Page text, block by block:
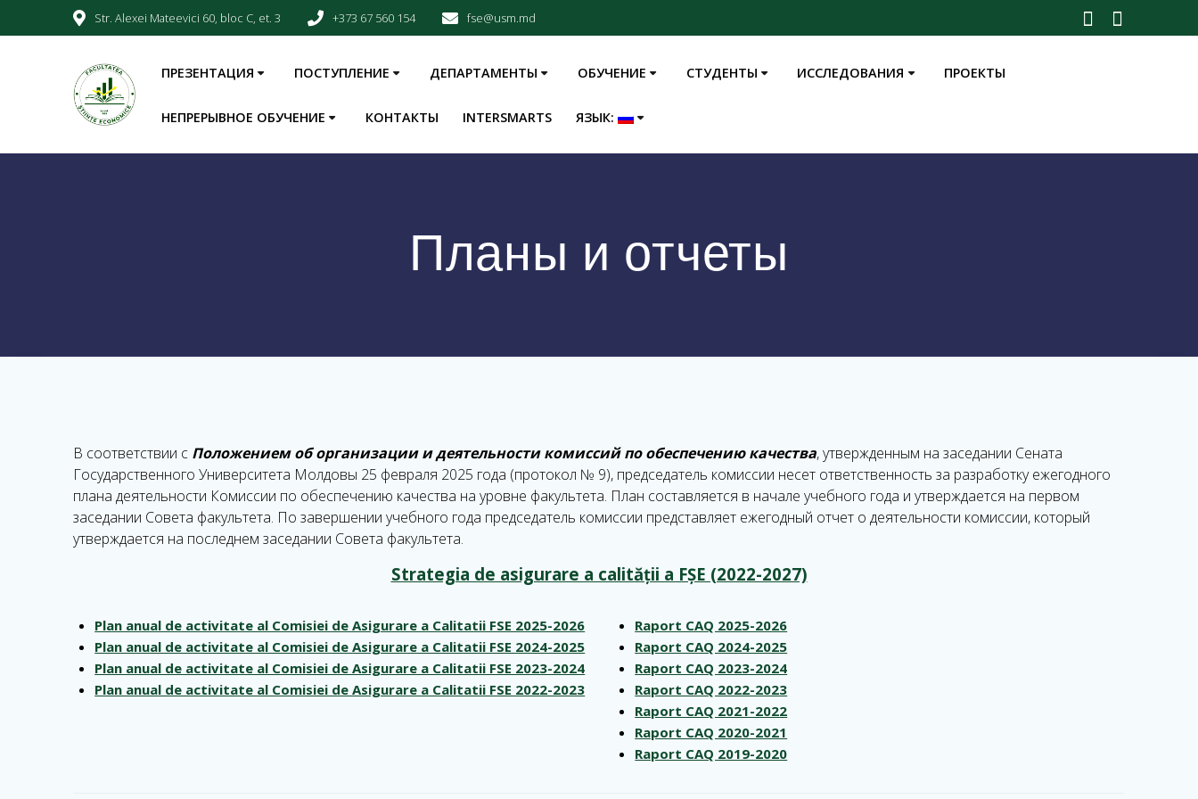
Str. Alexei Mateevici 60, bloc C, et. 3 +373 67 560 154 fse@usm.md
ПРЕЗЕНТАЦИЯ ПОСТУПЛЕНИЕ ДЕПАРТАМЕНТЫ ОБУЧЕНИЕ СТУДЕНТЫ ИССЛЕДОВАНИЯ ПРОЕКТЫ
НЕПРЕРЫВНОЕ ОБУЧЕНИЕ КОНТАКТЫ INTERSMARTS ЯЗЫК:
Планы и отчеты
В соответствии с Положением об организации и деятельности комиссий по обеспечению качества, утвержденным на заседании Сената
Государственного Университета Молдовы 25 февраля 2025 года (протокол № 9), председатель комиссии несет ответственность за разработку ежегодного
плана деятельности Комиссии по обеспечению качества на уровне факультета. План составляется в начале учебного года и утверждается на первом
заседании Совета факультета. По завершении учебного года председатель комиссии представляет ежегодный отчет о деятельности комиссии, который
утверждается на последнем заседании Совета факультета.
Strategia de asigurare a calității a FȘE (2022-2027)
Plan anual de activitate al Comisiei de Asigurare a Calitatii FSE 2025-2026
Plan anual de activitate al Comisiei de Asigurare a Calitatii FSE 2024-2025
Plan anual de activitate al Comisiei de Asigurare a Calitatii FSE 2023-2024
Plan anual de activitate al Comisiei de Asigurare a Calitatii FSE 2022-2023
Raport CAQ 2025-2026
Raport CAQ 2024-2025
Raport CAQ 2023-2024
Raport CAQ 2022-2023
Raport CAQ 2021-2022
Raport CAQ 2020-2021
Raport CAQ 2019-2020